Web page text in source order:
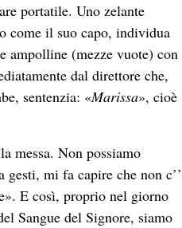
portatile. Uno zelante
come il suo capo, individua
ampolline (mezze vuote) con
dal direttore che,
sentenzia: «Marissa», cioè
messa. Non possiamo
mi fa capire che non c’’
E così, proprio nel giorno
Sangue del Signore, siamo